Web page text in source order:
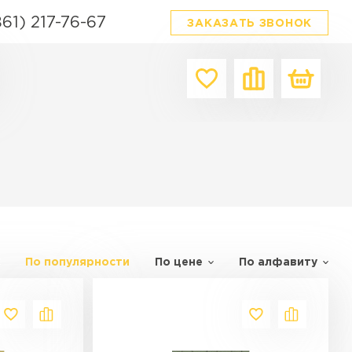
217-76-67 ЗАКАЗАТЬ ЗВОНОК
Steinrus
White hills
Материал Черный
Зеленый
По популярности По цене По алфавиту